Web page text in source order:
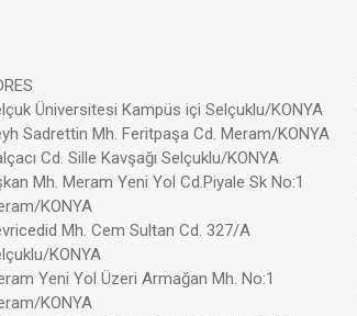
Üniversitesi Kampüs içi Selçuklu/KONYA
Sadrettin Mh. Feritpaşa Cd. Meram/KONYA
Cd. Sille Kavşağı Selçuklu/KONYA
Mh. Meram Yeni Yol Cd.Piyale Sk No:1
KONYA
Mh. Cem Sultan Cd. 327/A
KONYA
Yeni Yol Üzeri Armağan Mh. No:1
KONYA